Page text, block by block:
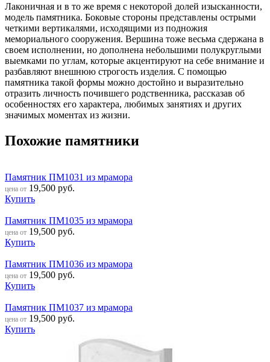
Лаконичная и в то же время с некоторой долей изысканности,
модель памятника. Боковые стороны представлены острыми
четкими вертикалями, исходящими из подножия
мемориального сооружения. Вершина тоже весьма сдержана в
своем исполнении, но дополнена небольшими полукруглыми
выемками по углам, которые акцентируют на себе внимание и
разбавляют внешнюю строгость изделия. С помощью
памятника такой формы можно достойно и выразительно
отразить личность почившего родственника, рассказав об
особенностях его характера, любимых занятиях и других
значимых моментах из жизни.
Похожие памятники
Памятник ПМ1031 из мрамора
цена от 19,500 руб.
Купить
Памятник ПМ1035 из мрамора
цена от 19,500 руб.
Купить
Памятник ПМ1036 из мрамора
цена от 19,500 руб.
Купить
Памятник ПМ1037 из мрамора
цена от 19,500 руб.
Купить